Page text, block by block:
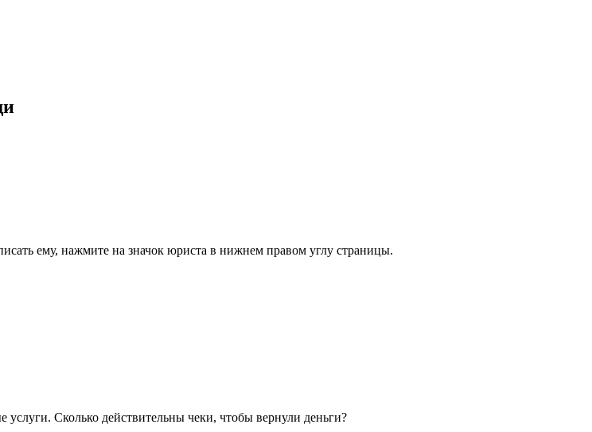
ему, нажмите на значок юриста в нижнем правом углу страницы.
Сколько действительны чеки, чтобы вернули деньги?